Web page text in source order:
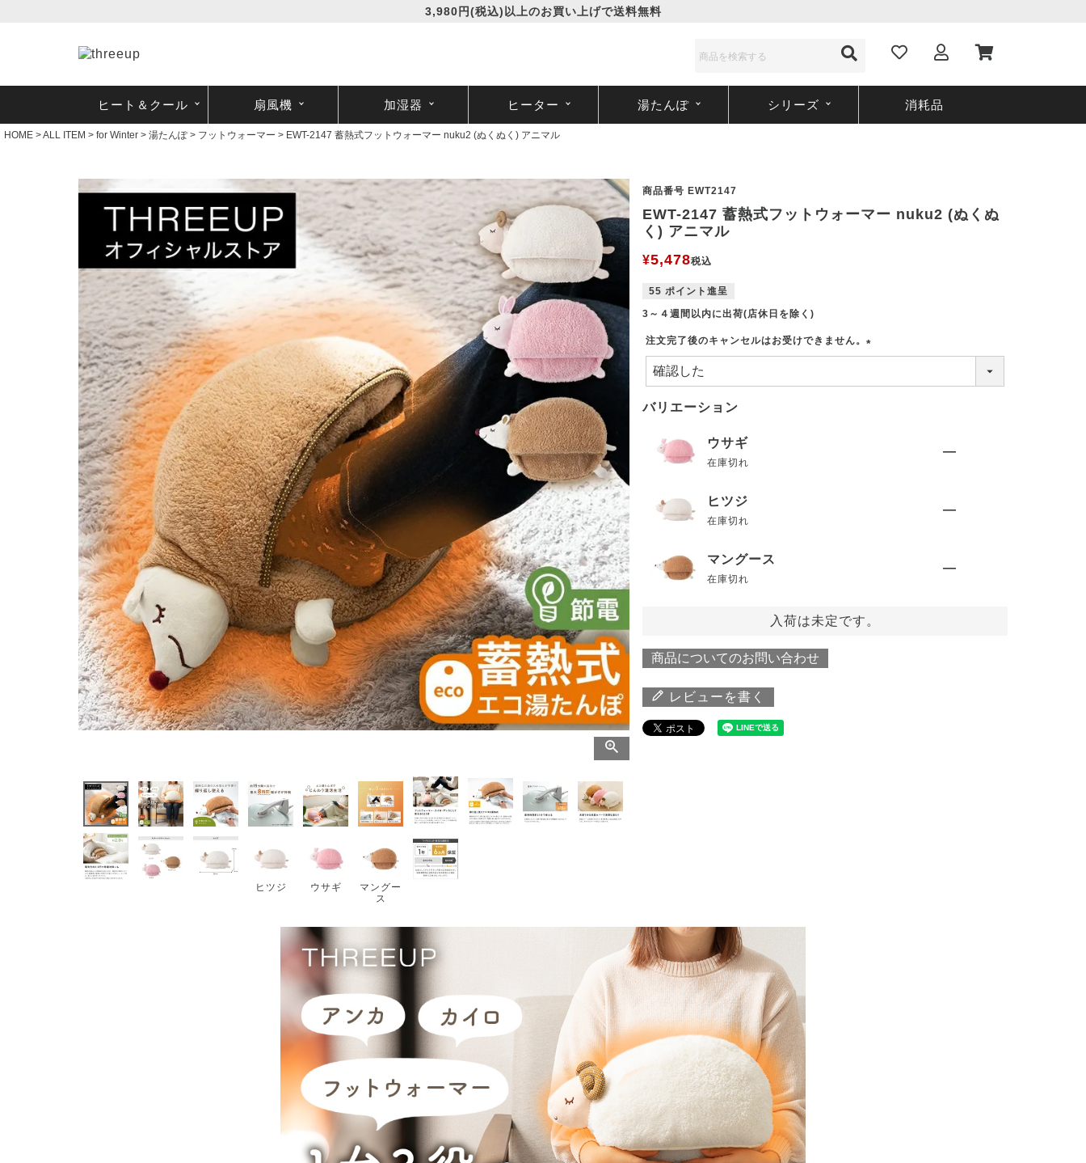
3,980円(税込)以上のお買い上げで送料無料
ヒート＆クール 扇風機 加湿器 ヒーター 湯たんぽ シリーズ 消耗品
HOME ALL ITEM for Winter 湯たんぽ フットウォーマー EWT-2147 蓄熱式フットウォーマー nuku2 (ぬくぬく) アニマル
ヒツジ ウサギ
マングー
ス
商品番号 EWT2147
EWT-2147 蓄熱式フットウォーマー nuku2 (ぬくぬ
く) アニマル
¥5,478税込
55 ポイント進呈
3～４週間以内に出荷(店休日を除く)
注文完了後のキャンセルはお受けできません。
バリエーション
ウサギ
在庫切れ
—
ヒツジ
在庫切れ
—
マングース
在庫切れ
—
入荷は未定です。
商品についてのお問い合わせ
レビューを書く